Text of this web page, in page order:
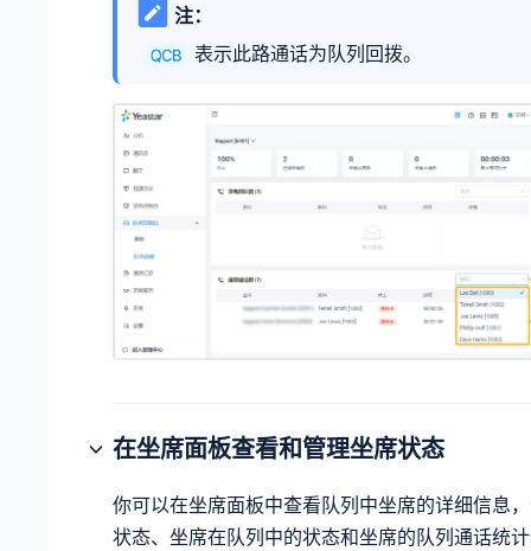
注：
表示此路通话为队列回拨。
在坐席面板查看和管理坐席状态
你可以在坐席面板中查看队列中坐席的详细信息
状态、坐席在队列中的状态和坐席的队列通话统